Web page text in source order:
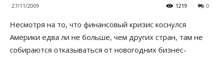
27/11/2009 0
1219
Несмотря на то, что финансовый кризис коснулся
Америки едва ли не больше, чем других стран, там не
собираются отказываться от новогодних бизнес-